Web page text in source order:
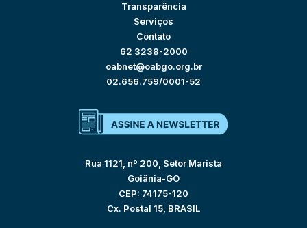
Transparência
Serviços
Contato
62 3238-2000
oabnet@oabgo.org.br
02.656.759/0001-52
Rua 1121, nº 200, Setor Marista
Goiânia-GO
CEP: 74175-120
Cx. Postal 15, BRASIL